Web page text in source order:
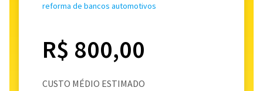
reforma de bancos automotivos
R$ 800,00
CUSTO MÉDIO ESTIMADO